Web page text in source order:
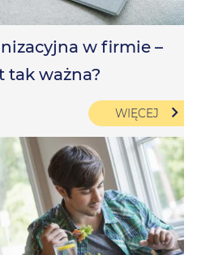
w firmie –
tak ważna?
WIĘCEJ